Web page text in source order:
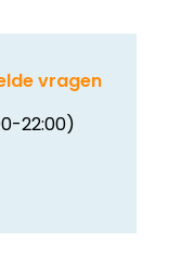
vragen
22:00)